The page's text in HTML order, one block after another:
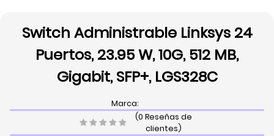
Switch Administrable Linksys 24
Puertos, 23.95 W, 10G, 512 MB,
Gigabit, SFP+, LGS328C
Marca:
(0 Reseñas de
clientes)